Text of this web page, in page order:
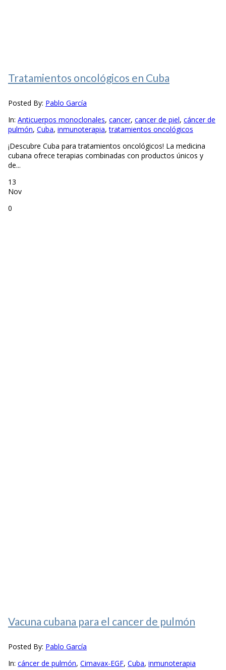
Tratamientos oncológicos en Cuba
Posted By: Pablo García
In: Anticuerpos monoclonales, cancer, cancer de piel, cáncer de
pulmón, Cuba, inmunoterapia,tratamientos oncológicos
¡Descubre Cuba para tratamientos oncológicos! La medicina
cubana ofrece terapias combinadas con productos únicos y
de...
13
Nov
0
Vacuna cubana para el cancer de pulmón
Posted By: Pablo García
In: cáncer de pulmón, Cimavax-EGF, Cuba, inmunoterapia